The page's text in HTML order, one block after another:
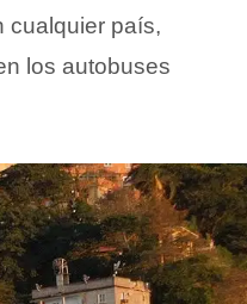
cualquier país,
los autobuses